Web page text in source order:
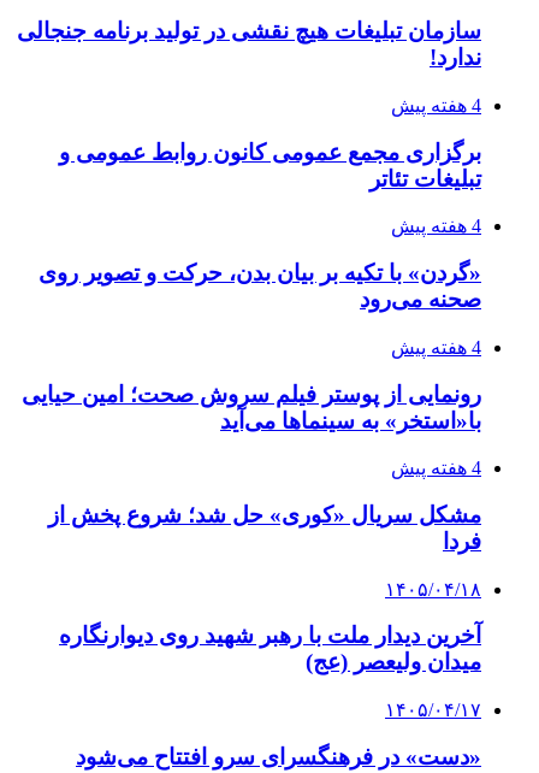
سازمان تبلیغات هیچ نقشی در تولید برنامه جنجالی
ندارد!
4 هفته پیش
برگزاری مجمع عمومی کانون روابط عمومی و
تبلیغات تئاتر
4 هفته پیش
«گردن» با تکیه بر بیان بدن، حرکت و تصویر روی
صحنه می‌رود
4 هفته پیش
رونمایی از پوستر فیلم سروش صحت؛ امین حیایی
با«استخر» به سینماها می‌آید
4 هفته پیش
مشکل سریال «کوری» حل شد؛ شروع پخش از
فردا
۱۴۰۵/۰۴/۱۸
آخرین دیدار ملت با رهبر شهید روی دیوارنگاره
میدان ولیعصر (عج)
۱۴۰۵/۰۴/۱۷
«دست» در فرهنگسرای سرو افتتاح می‌شود